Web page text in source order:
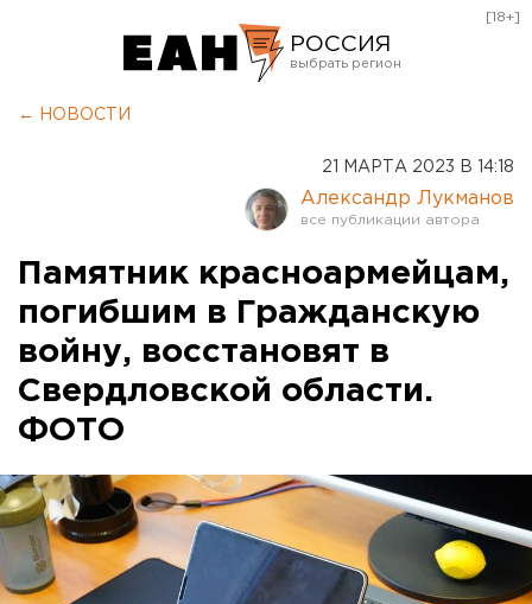
РОССИЯ
Оренбург
[18+]
← НОВОСТИ
21 МАРТА 2023 В 14:18
Александр Лукманов
Памятник красноармейцам,
погибшим в Гражданскую
войну, восстановят в
Свердловской области.
ФОТО